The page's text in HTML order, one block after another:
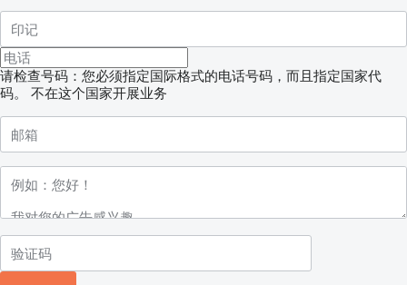
请检查号码：您必须指定国际格式的电话号码，而且指定国家代
码。
不在这个国家开展业务